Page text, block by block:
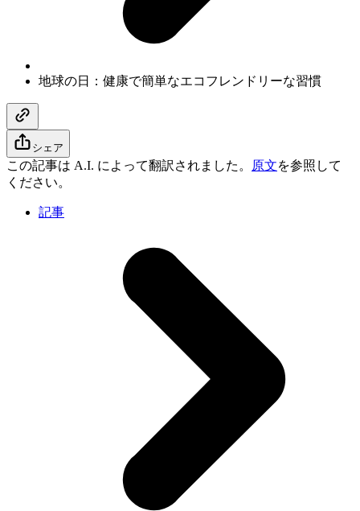
地球の日：健康で簡単なエコフレンドリーな習慣
シェア
この記事は A.I. によって翻訳されました。 原文を参照して
ください。
記事